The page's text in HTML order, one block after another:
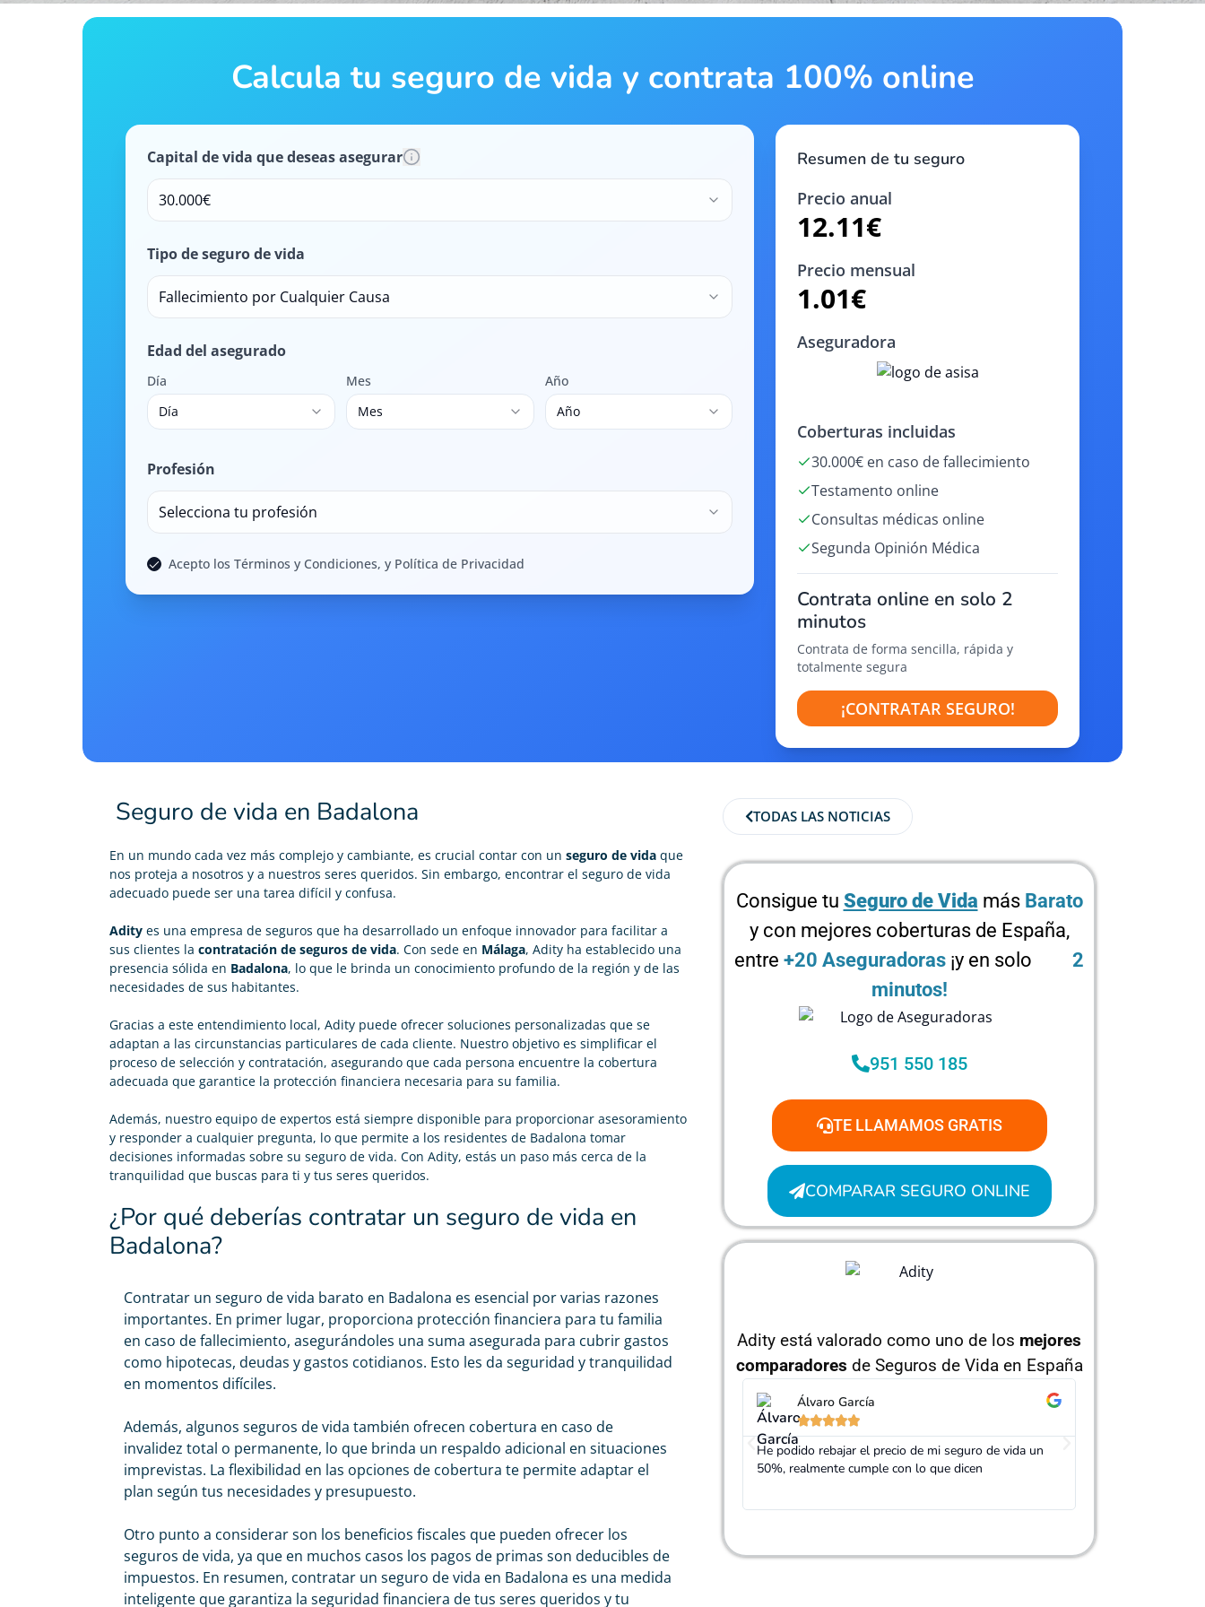
Calcula tu seguro de vida y contrata 100% online
Capital de vida que deseas asegurar
30.000€
Tipo de seguro de vida
Fallecimiento por Cualquier Causa
Edad del asegurado
Día
Día
Mes
Mes
Año
Año
Profesión
Selecciona tu profesión
Acepto los Términos y Condiciones, y Política de Privacidad
Resumen de tu seguro
Precio anual
12.11€
Precio mensual
1.01€
Aseguradora
Coberturas incluidas
30.000€ en caso de fallecimiento
Testamento online
Consultas médicas online
Segunda Opinión Médica
Contrata online en solo 2
minutos
Contrata de forma sencilla, rápida y
totalmente segura
¡CONTRATAR SEGURO!
Seguro de vida en Badalona
En un mundo cada vez más complejo y cambiante, es crucial contar con un seguro de vida que
nos proteja a nosotros y a nuestros seres queridos. Sin embargo, encontrar el seguro de vida
adecuado puede ser una tarea difícil y confusa.
Adity es una empresa de seguros que ha desarrollado un enfoque innovador para facilitar a
sus clientes la contratación de seguros de vida. Con sede en Málaga, Adity ha establecido una
presencia sólida en Badalona, lo que le brinda un conocimiento profundo de la región y de las
necesidades de sus habitantes.
Gracias a este entendimiento local, Adity puede ofrecer soluciones personalizadas que se
adaptan a las circunstancias particulares de cada cliente. Nuestro objetivo es simplificar el
proceso de selección y contratación, asegurando que cada persona encuentre la cobertura
adecuada que garantice la protección financiera necesaria para su familia.
Además, nuestro equipo de expertos está siempre disponible para proporcionar asesoramiento
y responder a cualquier pregunta, lo que permite a los residentes de Badalona tomar
decisiones informadas sobre su seguro de vida. Con Adity, estás un paso más cerca de la
tranquilidad que buscas para ti y tus seres queridos.
¿Por qué deberías contratar un seguro de vida en
Badalona?
Contratar un seguro de vida barato en Badalona es esencial por varias razones
importantes. En primer lugar, proporciona protección financiera para tu familia
en caso de fallecimiento, asegurándoles una suma asegurada para cubrir gastos
como hipotecas, deudas y gastos cotidianos. Esto les da seguridad y tranquilidad
en momentos difíciles.
Además, algunos seguros de vida también ofrecen cobertura en caso de
invalidez total o permanente, lo que brinda un respaldo adicional en situaciones
imprevistas. La flexibilidad en las opciones de cobertura te permite adaptar el
plan según tus necesidades y presupuesto.
Otro punto a considerar son los beneficios fiscales que pueden ofrecer los
seguros de vida, ya que en muchos casos los pagos de primas son deducibles de
impuestos. En resumen, contratar un seguro de vida en Badalona es una medida
inteligente que garantiza la seguridad financiera de tus seres queridos y tu
TODAS LAS NOTICIAS
Consigue tu Seguro de Vida más Barato
y con mejores coberturas de España,
entre +20 Aseguradoras ¡y en solo 2
minutos!
951 550 185
TE LLAMAMOS GRATIS
COMPARAR SEGURO ONLINE
Adity está valorado como uno de los mejores
comparadores de Seguros de Vida en España
Álvaro García

He podido rebajar el precio de mi seguro de vida un
50%, realmente cumple con lo que dicen